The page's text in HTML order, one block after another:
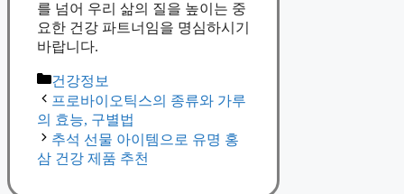
를 넘어 우리 삶의 질을 높이는 중
요한 건강 파트너임을 명심하시기
바랍니다.
Categories
건강정보
프로바이오틱스의 종류와 가루
의 효능, 구별법
추석 선물 아이템으로 유명 홍
삼 건강 제품 추천